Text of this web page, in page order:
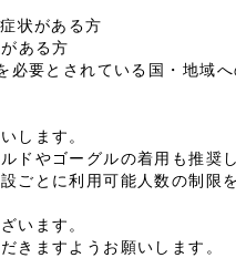
状がある方
ある方
要とされている国・地域
します。
やゴーグルの着用も推奨し
ごとに利用可能人数の制限
います。
きますようお願いします。